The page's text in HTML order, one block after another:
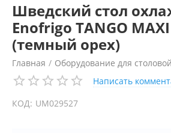
Шведский стол
Enofrigo TANGO
(темный орех)
Главная / Оборудование для
Написать
КОД: UM029527